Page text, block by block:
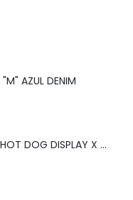
AZUL DENIM
VITAKRAFT BEEF STICK HOT DOG DISPLAY X 10